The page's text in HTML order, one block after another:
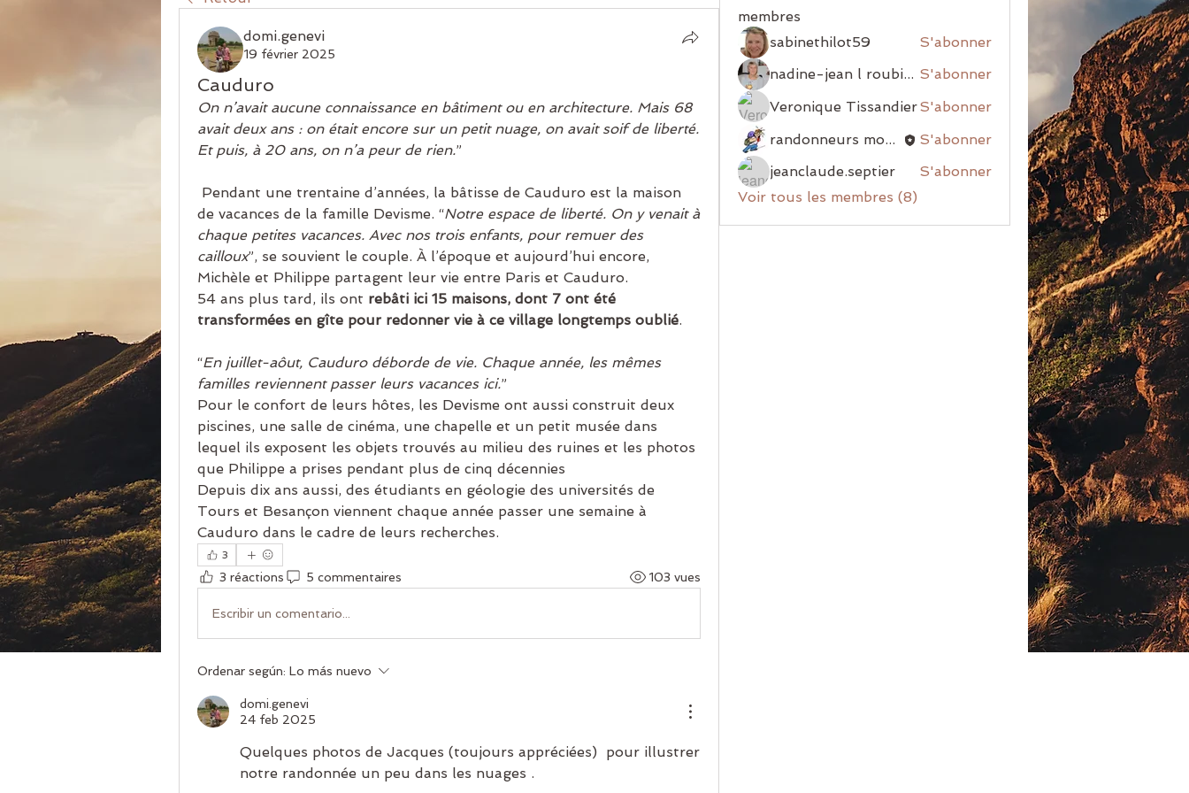
domi.genevi
19 février 2025
Cauduro
On n’avait aucune connaissance en bâtiment ou en architecture. Mais 68
avait deux ans : on était encore sur un petit nuage, on avait soif de liberté.
Et puis, à 20 ans, on n’a peur de rien.”
Pendant une trentaine d’années, la bâtisse de Cauduro est la maison
de vacances de la famille Devisme. “Notre espace de liberté. On y venait à
chaque petites vacances. Avec nos trois enfants, pour remuer des
cailloux”, se souvient le couple. À l’époque et aujourd’hui encore,
Michèle et Philippe partagent leur vie entre Paris et Cauduro.
54 ans plus tard, ils ont rebâti ici 15 maisons, dont 7 ont été
transformées en gîte pour redonner vie à ce village longtemps oublié.
“En juillet-aôut, Cauduro déborde de vie. Chaque année, les mêmes
familles reviennent passer leurs vacances ici.”
Pour le confort de leurs hôtes, les Devisme ont aussi construit deux
piscines, une salle de cinéma, une chapelle et un petit musée dans
lequel ils exposent les objets trouvés au milieu des ruines et les photos
que Philippe a prises pendant plus de cinq décennies
Depuis dix ans aussi, des étudiants en géologie des universités de
Tours et Besançon viennent chaque année passer une semaine à
Cauduro dans le cadre de leurs recherches.
3
3 réactions 5 commentaires 103 vues
Escribir un comentario...
Ordenar según: Lo más nuevo
domi.genevi
24 feb 2025
Quelques photos de Jacques (toujours appréciées)  pour illustrer
notre randonnée un peu dans les nuages .
membres
sabinethilot59
S'abonner
nadine-jean l roubiou S'abonner
Veronique TissandierS'abonner
randonneurs montblanais
S'abonner
jeanclaude.septier
S'abonner
Voir tous les membres (8)